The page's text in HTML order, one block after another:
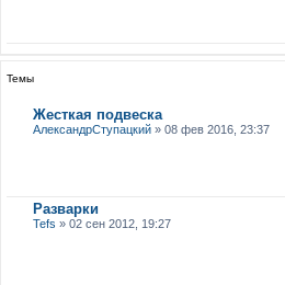
Темы
Жесткая подвеска
АлександрСтупацкий» 08 фев 2016, 23:37
Разварки
Tefs » 02 сен 2012, 19:27